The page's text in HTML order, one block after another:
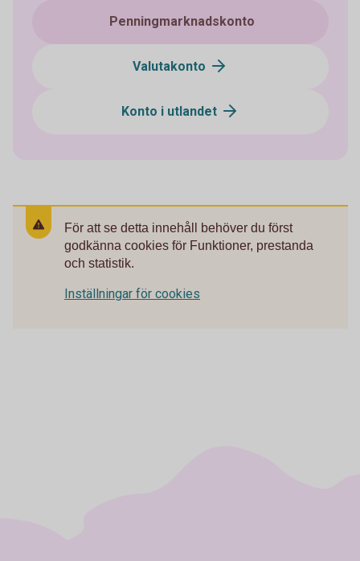
Penningmarknadskonto
Valutakonto
Konto i utlandet
För att se detta innehåll behöver du först
godkänna cookies för Funktioner, prestanda
och statistik.
Inställningar för cookies